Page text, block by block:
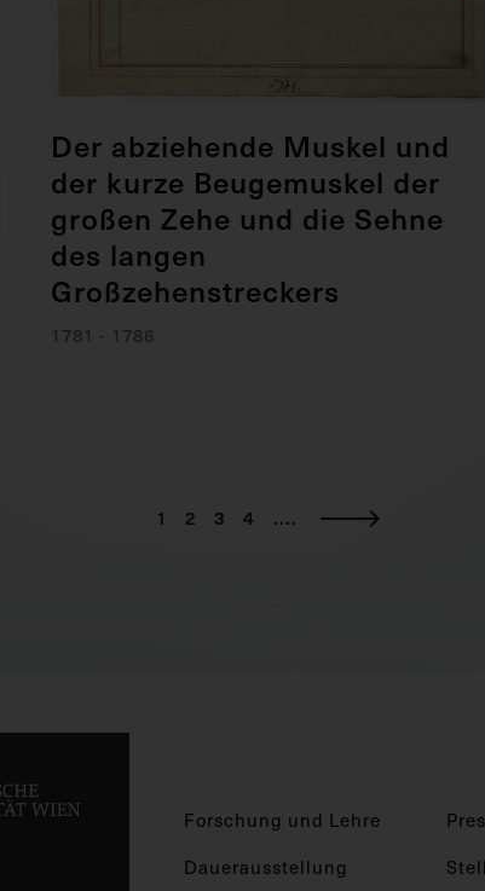
Der abziehende Muskel und
der kurze Beugemuskel der
großen Zehe und die Sehne
des langen
Großzehenstreckers
1781 - 1786
1 2 3 4 ....
Forschung und Lehre
Dauerausstellung